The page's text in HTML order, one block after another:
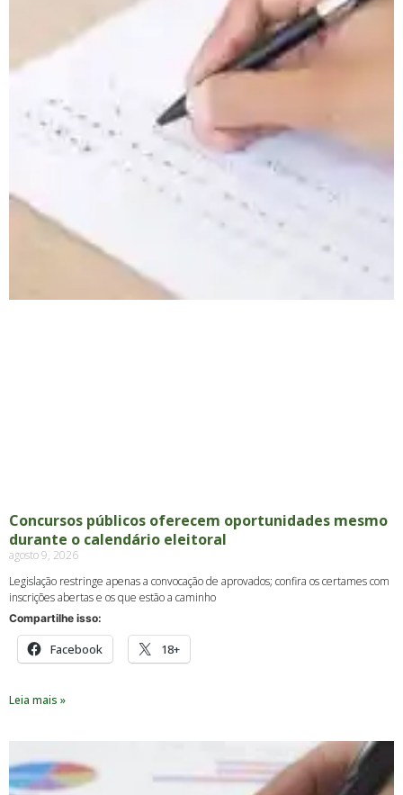
Concursos públicos oferecem oportunidades mesmo
durante o calendário eleitoral
agosto 9, 2026
Legislação restringe apenas a convocação de aprovados; confira os certames com
inscrições abertas e os que estão a caminho
Compartilhe isso:
Facebook 18+
Leia mais »